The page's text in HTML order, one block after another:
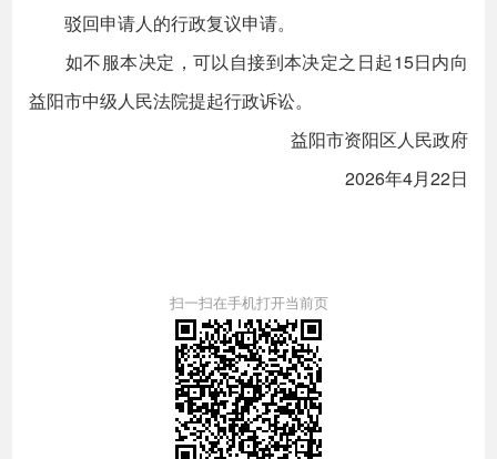
驳回申请人的行政复议申请。
如不服本决定，可以自接到本决定之日起15日内向
益阳市中级人民法院提起行政诉讼。
益阳市资阳区人民政府
2026年4月22日
扫一扫在手机打开当前页